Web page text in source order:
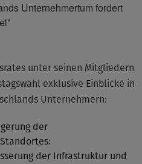
Unternehmertum fordert
unter seinen Mitgliedern
exklusive Einblicke in
Unternehmern:
der
der Infrastruktur und